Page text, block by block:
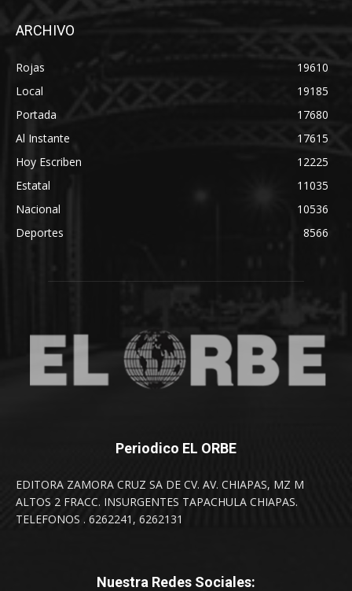
ARCHIVO
Rojas
19610
Local
19185
Portada
17680
Al Instante
17615
Hoy Escriben
12225
Estatal
11035
Nacional
10536
Deportes
8566
Periodico EL ORBE
EDITORA ZAMORA CRUZ SA DE CV. AV. CHIAPAS, MZ M
ALTOS 2 FRACC. INSURGENTES TAPACHULA CHIAPAS.
TELEFONOS . 6262241, 6262131
Nuestra Redes Sociales: